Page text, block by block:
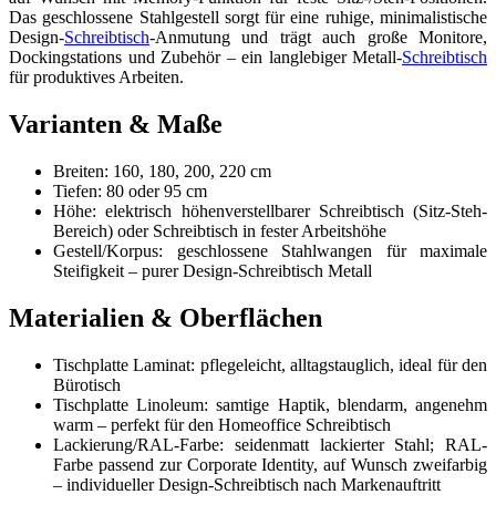
Das geschlossene Stahlgestell sorgt für eine ruhige, minimalistische
Design-Schreibtisch-Anmutung und trägt auch große Monitore,
Dockingstations und Zubehör – ein langlebiger Metall-Schreibtisch
für produktives Arbeiten.
Varianten & Maße
Breiten: 160, 180, 200, 220 cm
Tiefen: 80 oder 95 cm
Höhe: elektrisch höhenverstellbarer Schreibtisch (Sitz-Steh-
Bereich) oder Schreibtisch in fester Arbeitshöhe
Gestell/Korpus: geschlossene Stahlwangen für maximale
Steifigkeit – purer Design-Schreibtisch Metall
Materialien & Oberflächen
Tischplatte Laminat: pflegeleicht, alltagstauglich, ideal für den
Bürotisch
Tischplatte Linoleum: samtige Haptik, blendarm, angenehm
warm – perfekt für den Homeoffice Schreibtisch
Lackierung/RAL-Farbe: seidenmatt lackierter Stahl; RAL-
Farbe passend zur Corporate Identity, auf Wunsch zweifarbig
– individueller Design-Schreibtisch nach Markenauftritt